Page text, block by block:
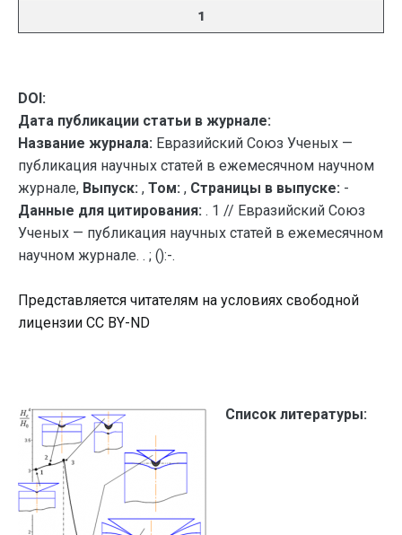
1
DOI:
Дата публикации статьи в журнале:
Название журнала: Евразийский Союз Ученых —
публикация научных статей в ежемесячном научном
журнале, Выпуск: , Том: , Страницы в выпуске: -
Данные для цитирования: . 1 // Евразийский Союз
Ученых — публикация научных статей в ежемесячном
научном журнале. . ; ():-.
Представляется читателям на условиях свободной
лицензии CC BY-ND
Список литературы: